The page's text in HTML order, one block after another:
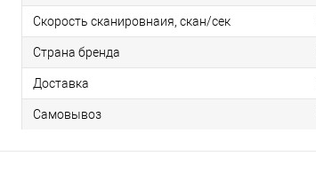
Скорость сканировнаия, скан/сек
Страна бренда
Доставка
Самовывоз